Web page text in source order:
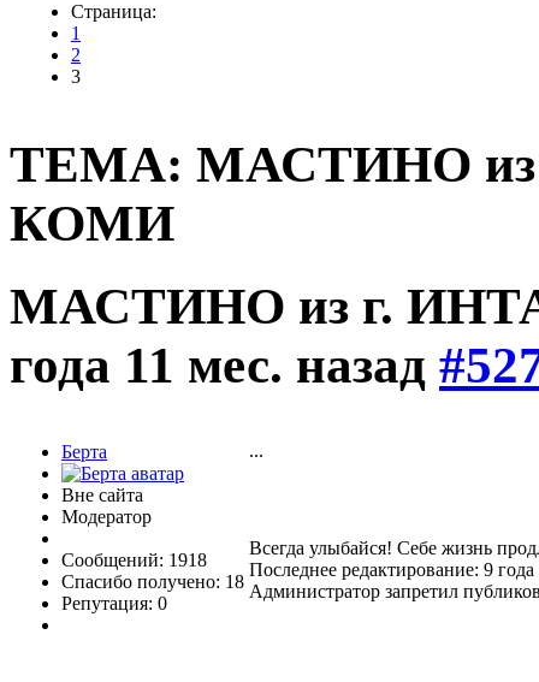
Страница:
1
2
3
ТЕМА: МАСТИНО из
КОМИ
МАСТИНО из г.
года 11 мес. назад
Берта
Вне сайта
Модератор
Сообщений: 1918
Спасибо получено: 18
Репутация: 0
...
Всегда улыбайся! Себе жизнь
Последнее редактирование: 9
Администратор запретил